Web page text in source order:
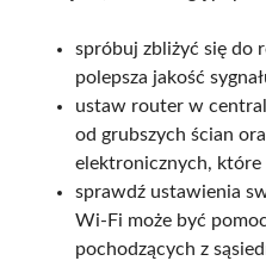
spróbuj zbliżyć się do
polepsza jakość
ustaw router w
od grubszych ścian
elektronicznych, które
sprawdź ustawienia
Wi-Fi może być
pochodzących z